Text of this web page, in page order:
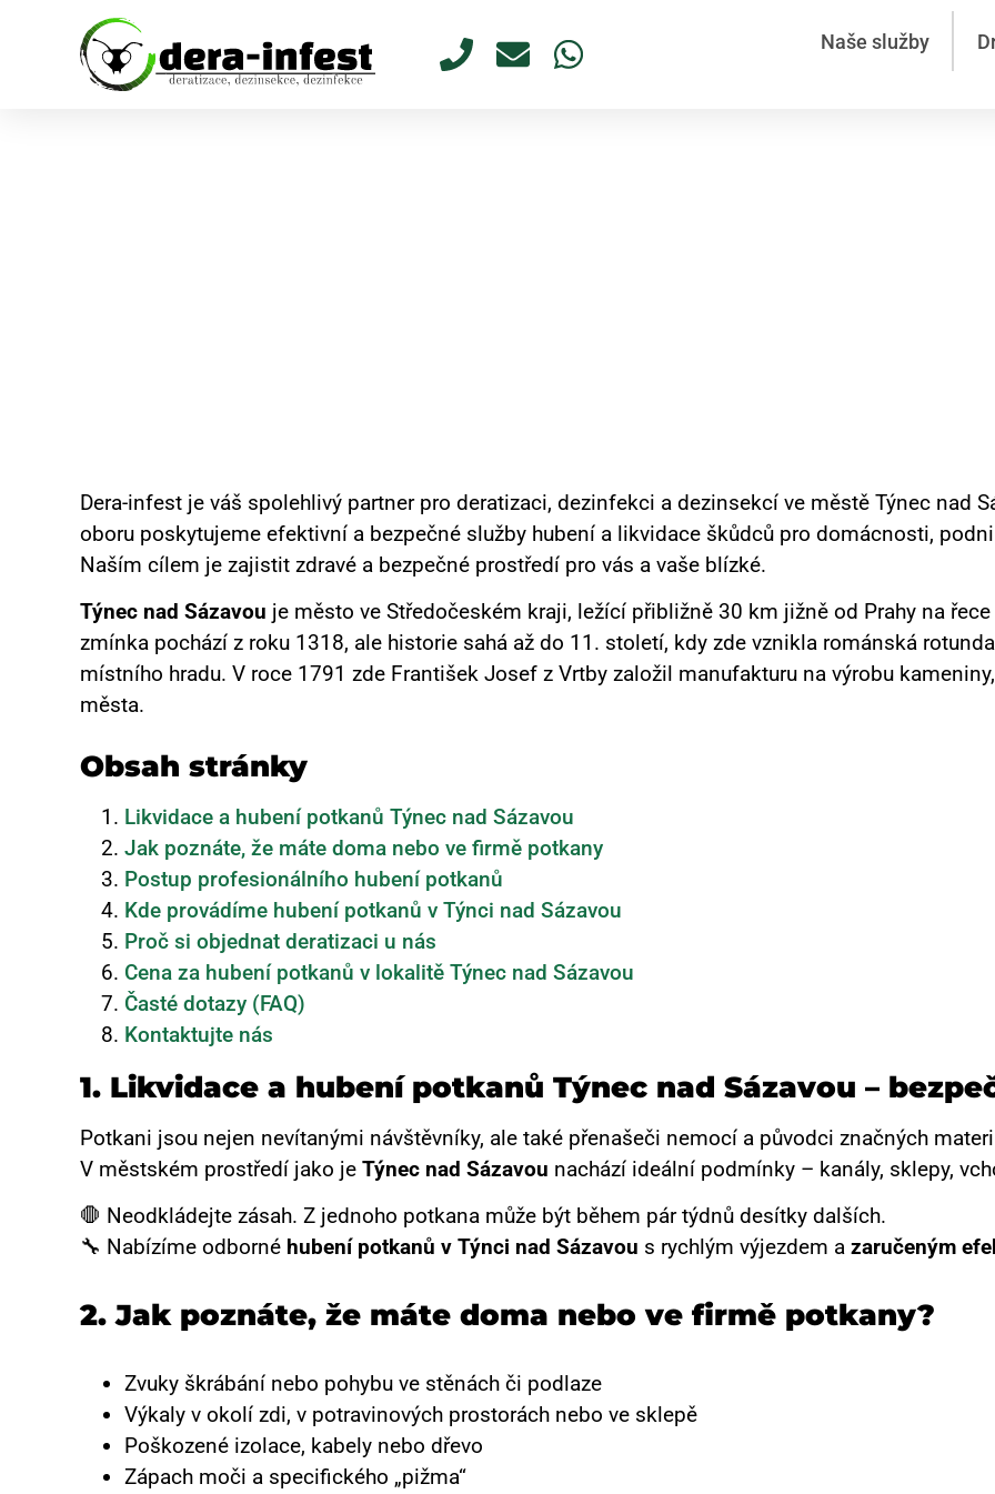
Naše služby
Dera-infest je váš spolehlivý partner pro deratizaci, dezinfekci a dezinsekcí ve městě Týnec nad
oboru poskytujeme efektivní a bezpečné služby hubení a likvidace škůdců pro domácnosti,
Naším cílem je zajistit zdravé a bezpečné prostředí pro vás a vaše blízké.
Týnec nad Sázavou je město ve Středočeském kraji, ležící přibližně 30 km jižně od Prahy na řece
zmínka pochází z roku 1318, ale historie sahá až do 11. století, kdy zde vznikla románská
místního hradu. V roce 1791 zde František Josef z Vrtby založil manufakturu na výrobu
města.
Obsah stránky
Likvidace a hubení potkanů Týnec nad Sázavou
Jak poznáte, že máte doma nebo ve firmě potkany
Postup profesionálního hubení potkanů
Kde provádíme hubení potkanů v Týnci nad Sázavou
Proč si objednat deratizaci u nás
Cena za hubení potkanů v lokalitě Týnec nad Sázavou
Časté dotazy (FAQ)
Kontaktujte nás
1. Likvidace a hubení potkanů Týnec nad Sázavou –
Potkani jsou nejen nevítanými návštěvníky, ale také přenašeči nemocí a původci značných
V městském prostředí jako je Týnec nad Sázavou nachází ideální podmínky – kanály, sklepy,
🛑 Neodkládejte zásah. Z jednoho potkana může být během pár týdnů desítky dalších.
🔧 Nabízíme odborné hubení potkanů v Týnci nad Sázavou s rychlým výjezdem a zaručeným
2. Jak poznáte, že máte doma nebo ve firmě potkany?
Zvuky škrábání nebo pohybu ve stěnách či podlaze
Výkaly v okolí zdi, v potravinových prostorách nebo ve sklepě
Poškozené izolace, kabely nebo dřevo
Zápach moči a specifického „pižma“